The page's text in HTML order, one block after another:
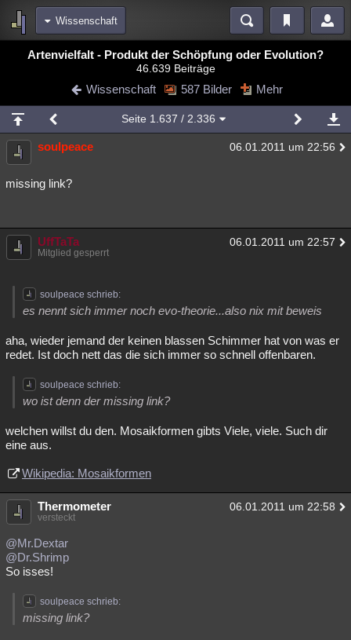
Wissenschaft
Bereiche
Diskussionen Blogs Videos
Chat Wiki Neuigkeiten
meine Rubriken
Menschen Wissenschaft Mystery Kriminalfälle
Spiritualität
weitere Rubriken
Philosophie Träume
Astronomie Helpdesk
Übersichten
Lesenswert Schlüsselwörter
Artenvielfalt - Produkt der Schöpfung oder Evolution?
46.639 Beiträge
Wissenschaft 587 Bilder Mehr
Seite 1.637 / 2.336
soulpeace 06.01.2011 um 22:56
missing link?
UffTaTa 06.01.2011 um 22:57
Mitglied gesperrt
soulpeace schrieb:
es nennt sich immer noch evo-theorie...also nix mit beweis
aha, wieder jemand der keinen blassen Schimmer hat von was er
redet. Ist doch nett das die sich immer so schnell offenbaren.
soulpeace schrieb:
wo ist denn der missing link?
welchen willst du den. Mosaikformen gibts Viele, viele. Such dir
eine aus.
Wikipedia: Mosaikformen
Thermometer 06.01.2011 um 22:58
versteckt
@Mr.Dextar
@Dr.Shrimp
So isses!
soulpeace schrieb:
missing link?